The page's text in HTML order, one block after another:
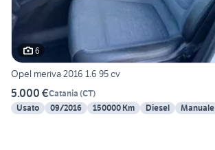
6
Opel meriva 2016 1.6 95 cv
5.000 €Catania (CT)
Usato
09/2016 150000 Km Diesel Manuale